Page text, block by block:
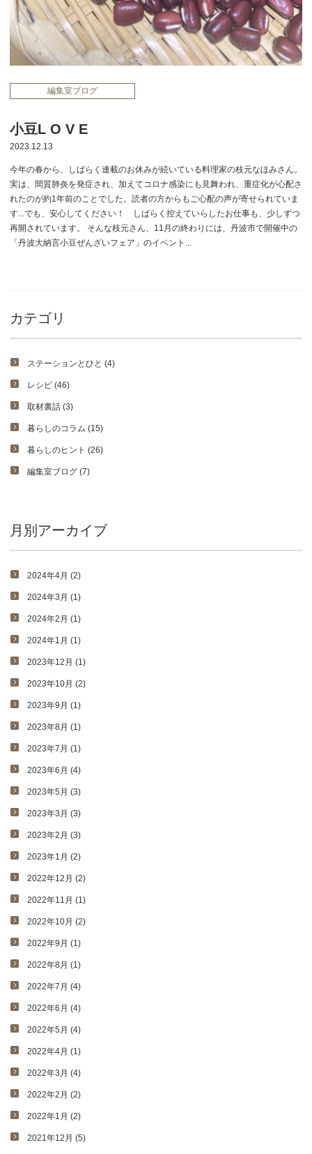
編集室ブログ
小豆L O V E
2023.12.13
今年の春から、しばらく連載のお休みが続いている料理家の枝元なほみさん。
実は、間質肺炎を発症され、加えてコロナ感染にも見舞われ、重症化が心配さ
れたのが約1年前のことでした。読者の方からもご心配の声が寄せられていま
す...でも、安心してください！ しばらく控えていらしたお仕事も、少しずつ
再開されています。 そんな枝元さん、11月の終わりには、丹波市で開催中の
「丹波大納言小豆ぜんざいフェア」のイベント...
カテゴリ
ステーションとひと (4)
レシピ (46)
取材裏話 (3)
暮らしのコラム (15)
暮らしのヒント (26)
編集室ブログ (7)
月別アーカイブ
2024年4月 (2)
2024年3月 (1)
2024年2月 (1)
2024年1月 (1)
2023年12月 (1)
2023年10月 (2)
2023年9月 (1)
2023年8月 (1)
2023年7月 (1)
2023年6月 (4)
2023年5月 (3)
2023年3月 (3)
2023年2月 (3)
2023年1月 (2)
2022年12月 (2)
2022年11月 (1)
2022年10月 (2)
2022年9月 (1)
2022年8月 (1)
2022年7月 (4)
2022年6月 (4)
2022年5月 (4)
2022年4月 (1)
2022年3月 (4)
2022年2月 (2)
2022年1月 (2)
2021年12月 (5)